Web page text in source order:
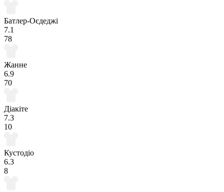
Батлер-Оєдеджі
7.1
78
Жанне
6.9
70
Діакіте
7.3
10
Кустодіо
6.3
8